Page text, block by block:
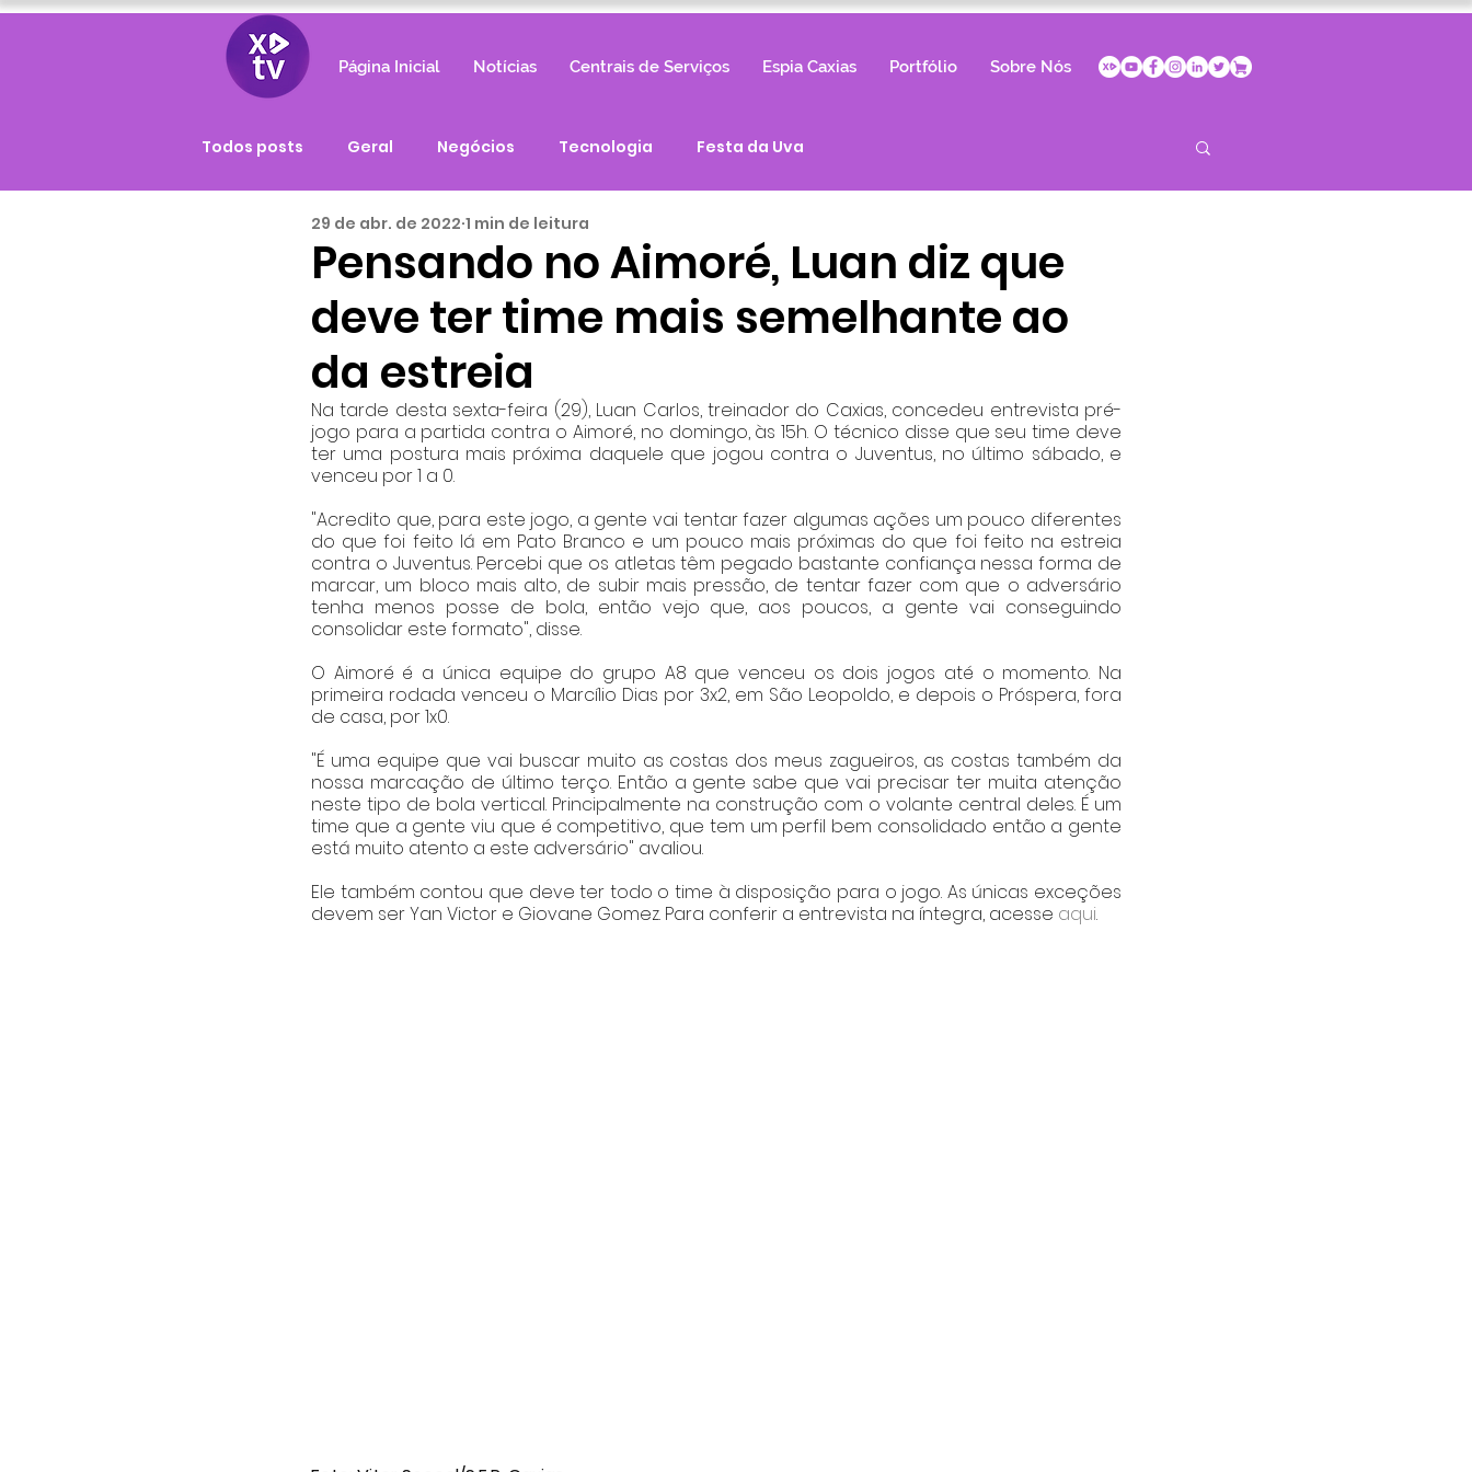
Página Inicial Notícias Centrais de Serviços Espia Caxias Portfólio Sobre Nós
Todos posts Geral Negócios Tecnologia Festa da Uva
Pensando no Aimoré, Luan diz que
deve ter time mais semelhante ao
da estreia
29 de abr. de 2022 1 min de leitura
Na tarde desta sexta-feira (29), Luan Carlos, treinador do Caxias, concedeu entrevista pré-
jogo para a partida contra o Aimoré, no domingo, às 15h. O técnico disse que seu time deve
ter uma postura mais próxima daquele que jogou contra o Juventus, no último sábado, e
venceu por 1 a 0.
"Acredito que, para este jogo, a gente vai tentar fazer algumas ações um pouco diferentes
do que foi feito lá em Pato Branco e um pouco mais próximas do que foi feito na estreia
contra o Juventus. Percebi que os atletas têm pegado bastante confiança nessa forma de
marcar, um bloco mais alto, de subir mais pressão, de tentar fazer com que o adversário
tenha menos posse de bola, então vejo que, aos poucos, a gente vai conseguindo
consolidar este formato", disse.
O Aimoré é a única equipe do grupo A8 que venceu os dois jogos até o momento. Na
primeira rodada venceu o Marcílio Dias por 3x2, em São Leopoldo, e depois o Próspera, fora
de casa, por 1x0.
"É uma equipe que vai buscar muito as costas dos meus zagueiros, as costas também da
nossa marcação de último terço. Então a gente sabe que vai precisar ter muita atenção
neste tipo de bola vertical. Principalmente na construção com o volante central deles. É um
time que a gente viu que é competitivo, que tem um perfil bem consolidado então a gente
está muito atento a este adversário" avaliou.
Ele também contou que deve ter todo o time à disposição para o jogo. As únicas exceções
devem ser Yan Victor e Giovane Gomez. Para conferir a entrevista na íntegra, acesse aqui.